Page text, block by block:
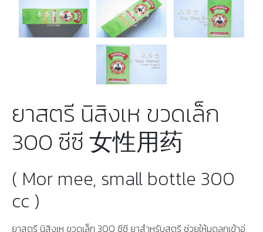
ยาสตรี นิสิงเห ขวดเล็ก
300 ซีซี 女性用药
( Mor mee, small bottle 300
cc )
ยาสตรี นิสิงเห ขวดเล็ก 300 ซีซี ยาสำหรับสตรี ช่วยให้มดลูกเข้าอู่